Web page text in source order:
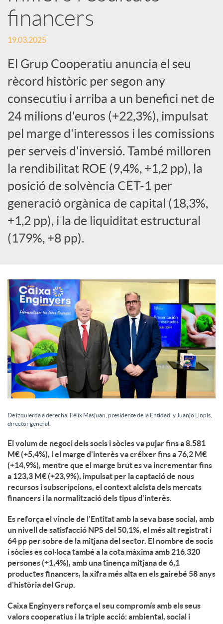
S
o
c
i
a
l
s
financers
19.03.2025
El Grup Cooperatiu anuncia el seu
rècord històric per segon any
consecutiu i arriba a un benefici net de
24 milions d'euros (+22,3%), impulsat
pel marge d'interessos i les comissions
per serveis d'inversió. També milloren
la rendibilitat ROE (9,4%, +1,2 pp), la
posició de solvència CET-1 per
generació orgànica de capital (18,3%,
+1,2 pp), i la de liquiditat estructural
(179%, +8 pp).
De izquierda a derecha, Félix Masjuan, presidente de la Entidad, y Juanjo Llopis,
director general.
El volum de negoci dels socis i sòcies va pujar fins a 8.581
M€ (+5,4%), i el marge d'interès va créixer fins a 76,2 M€
(+14,9%), mentre que el marge brut es va incrementar fins
a 123,3 M€ (+23,9%), impulsat per la captació de nous
recursos i subscripcions, el context alcista dels mercats
financers i la normalització dels tipus d'interès.
Es reforça el vincle de l'Entitat amb la seva base social, amb
un nivell de satisfacció NPS del 50,1%, el més alt registrat i
64 pp per sobre de la mitjana del sector. El nombre de socis
i sòcies es col·loca també a la cota màxima amb 216.320
persones (+1,4%), amb una tinença mitjana de 6,1
productes financers, la xifra més alta en els gairebé 58 anys
d'història del Grup.
Caixa Enginyers reforça el seu compromís amb els seus
valors cooperatius i la triple acció: ambiental, social i